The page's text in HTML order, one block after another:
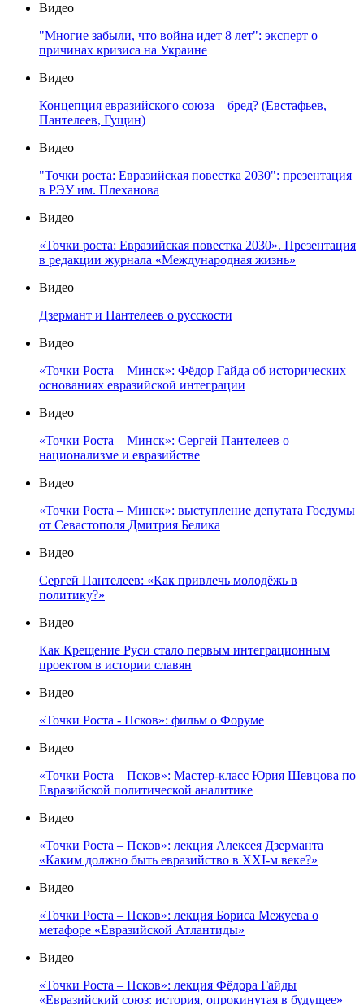
Видео
"Многие забыли, что война идет 8 лет": эксперт о
причинах кризиса на Украине
Видео
Концепция евразийского союза – бред? (Евстафьев,
Пантелеев, Гущин)
Видео
"Точки роста: Евразийская повестка 2030": презентация
в РЭУ им. Плеханова
Видео
«Точки роста: Евразийская повестка 2030». Презентация
в редакции журнала «Международная жизнь»
Видео
Дзермант и Пантелеев о русскости
Видео
«Точки Роста – Минск»: Фёдор Гайда об исторических
основаниях евразийской интеграции
Видео
«Точки Роста – Минск»: Сергей Пантелеев о
национализме и евразийстве
Видео
«Точки Роста – Минск»: выступление депутата Госдумы
от Севастополя Дмитрия Белика
Видео
Сергей Пантелеев: «Как привлечь молодёжь в
политику?»
Видео
Как Крещение Руси стало первым интеграционным
проектом в истории славян
Видео
«Точки Роста - Псков»: фильм о Форуме
Видео
«Точки Роста – Псков»: Мастер-класс Юрия Шевцова по
Евразийской политической аналитике
Видео
«Точки Роста – Псков»: лекция Алексея Дзерманта
«Каким должно быть евразийство в XXI-м веке?»
Видео
«Точки Роста – Псков»: лекция Бориса Межуева о
метафоре «Евразийской Атлантиды»
Видео
«Точки Роста – Псков»: лекция Фёдора Гайды
«Евразийский союз: история, опрокинутая в будущее»